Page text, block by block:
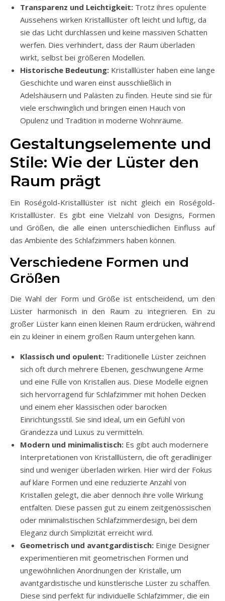
Transparenz und Leichtigkeit: Trotz ihres opulente
Aussehens wirken Kristalllüster oft leicht und luftig, da
sie das Licht durchlassen und keine massiven Schatten
werfen. Dies verhindert, dass der Raum überladen
wirkt, selbst bei größeren Modellen.
Historische Bedeutung: Kristalllüster haben eine lange
Geschichte und waren einst ausschließlich in
Adelshäusern und Palästen zu finden. Heute sind sie für
viele erschwinglich und bringen einen Hauch von
Opulenz und Tradition in moderne Wohnräume.
Gestaltungselemente und
Stile: Wie der Lüster den
Raum prägt
Ein Roségold-Kristalllüster ist nicht gleich ein Roségold-
Kristalllüster. Es gibt eine Vielzahl von Designs, Formen
und Größen, die alle einen unterschiedlichen Einfluss auf
das Ambiente des Schlafzimmers haben können.
Verschiedene Formen und
Größen
Die Wahl der Form und Größe ist entscheidend, um den
Lüster harmonisch in den Raum zu integrieren. Ein zu
großer Lüster kann einen kleinen Raum erdrücken, während
ein zu kleiner in einem großen Raum untergehen kann.
Klassisch und opulent: Traditionelle Lüster zeichnen
sich oft durch mehrere Ebenen, geschwungene Arme
und eine Fülle von Kristallen aus. Diese Modelle eignen
sich hervorragend für Schlafzimmer mit hohen Decken
und einem eher klassischen oder barocken
Einrichtungsstil. Sie sind ideal, um ein Gefühl von
Grandezza und Luxus zu vermitteln.
Modern und minimalistisch: Es gibt auch modernere
Interpretationen von Kristalllüstern, die oft geradliniger
sind und weniger überladen wirken. Hier wird der Fokus
auf klare Formen und eine reduzierte Anzahl von
Kristallen gelegt, die aber dennoch ihre volle Wirkung
entfalten. Diese passen gut zu einem zeitgenössischen
oder minimalistischen Schlafzimmerdesign, bei dem
Eleganz durch Simplizität erreicht wird.
Geometrisch und avantgardistisch: Einige Designer
experimentieren mit geometrischen Formen und
ungewöhnlichen Anordnungen der Kristalle, um
avantgardistische und künstlerische Lüster zu schaffen.
Diese sind perfekt für individuelle Schlafzimmer, die ein